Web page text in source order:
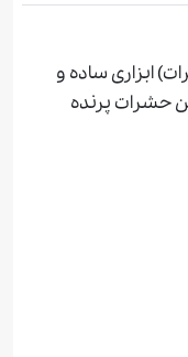
ابزاری ساده و
حشرات پرنده